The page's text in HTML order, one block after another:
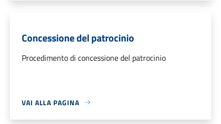
Concessione del patrocinio
Procedimento di concessione del patrocinio
VAI ALLA PAGINA